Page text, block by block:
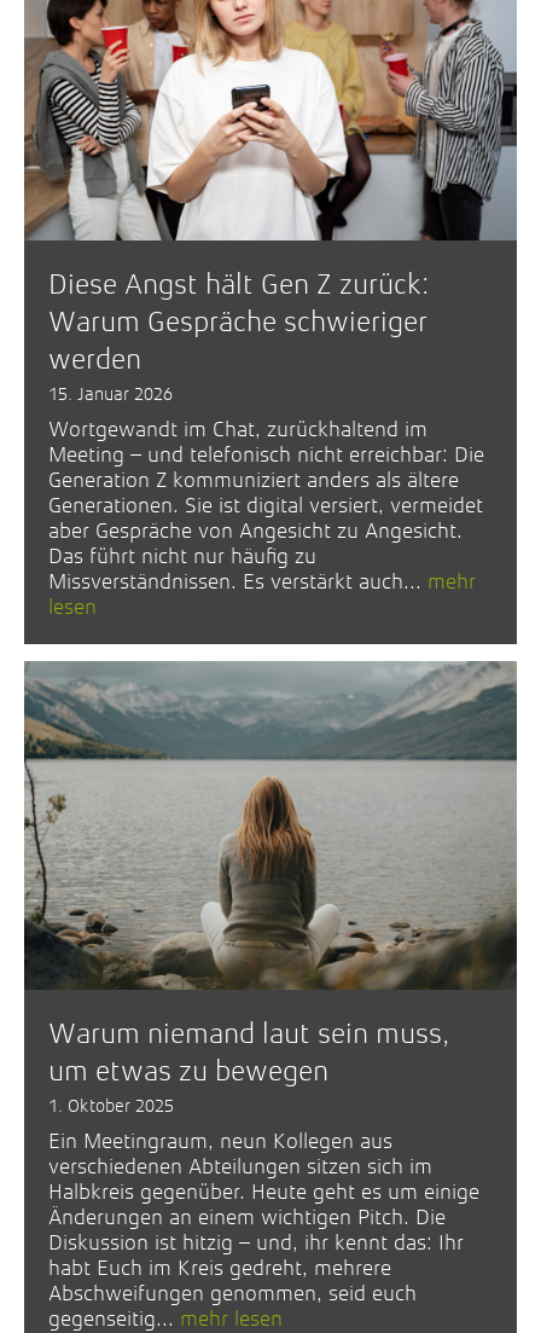
Diese Angst hält Gen Z zurück:
Warum Gespräche schwieriger
werden
15. Januar 2026
Wortgewandt im Chat, zurückhaltend im
Meeting – und telefonisch nicht erreichbar: Die
Generation Z kommuniziert anders als ältere
Generationen. Sie ist digital versiert, vermeidet
aber Gespräche von Angesicht zu Angesicht.
Das führt nicht nur häufig zu
Missverständnissen. Es verstärkt auch... mehr
lesen
Warum niemand laut sein muss,
um etwas zu bewegen
1. Oktober 2025
Ein Meetingraum, neun Kollegen aus
verschiedenen Abteilungen sitzen sich im
Halbkreis gegenüber. Heute geht es um einige
Änderungen an einem wichtigen Pitch. Die
Diskussion ist hitzig – und, ihr kennt das: Ihr
habt Euch im Kreis gedreht, mehrere
Abschweifungen genommen, seid euch
gegenseitig... mehr lesen